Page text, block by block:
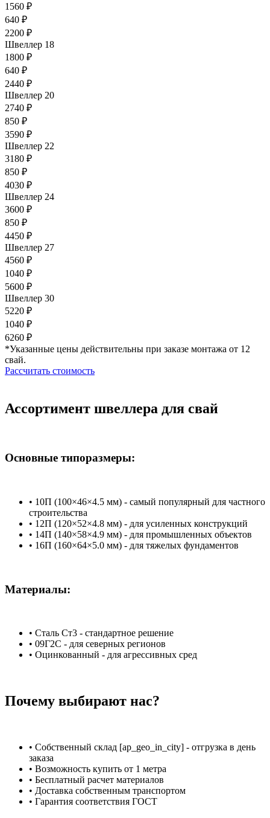
1560 ₽
640 ₽
2200 ₽
Швеллер 18
1800 ₽
640 ₽
2440 ₽
Швеллер 20
2740 ₽
850 ₽
3590 ₽
Швеллер 22
3180 ₽
850 ₽
4030 ₽
Швеллер 24
3600 ₽
850 ₽
4450 ₽
Швеллер 27
4560 ₽
1040 ₽
5600 ₽
Швеллер 30
5220 ₽
1040 ₽
6260 ₽
*Указанные цены действительны при заказе монтажа от 12
свай.
Рассчитать стоимость
Ассортимент швеллера для свай
Основные типоразмеры:
• 10П (100×46×4.5 мм) - самый популярный для частного
строительства
• 12П (120×52×4.8 мм) - для усиленных конструкций
• 14П (140×58×4.9 мм) - для промышленных объектов
• 16П (160×64×5.0 мм) - для тяжелых фундаментов
Материалы:
• Сталь Ст3 - стандартное решение
• 09Г2С - для северных регионов
• Оцинкованный - для агрессивных сред
Почему выбирают нас?
• Собственный склад [ap_geo_in_city] - отгрузка в день
заказа
• Возможность купить от 1 метра
• Бесплатный расчет материалов
• Доставка собственным транспортом
• Гарантия соответствия ГОСТ